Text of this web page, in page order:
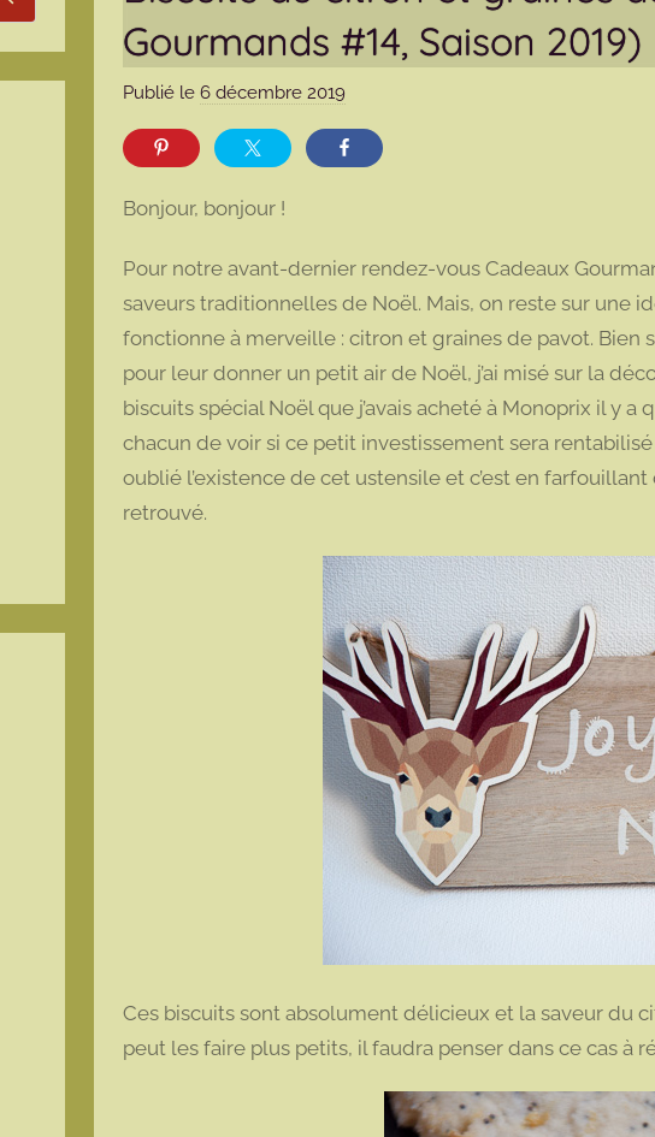
Gourmands #14, Saison 2019)
Publié le 6 décembre 2019p
r
m
o
t
t
e
Bonjour, bonjour !
Pour notre avant-dernier rendez-vous Cadeaux
saveurs traditionnelles de Noël. Mais, on reste sur une
fonctionne à merveille : citron et graines de pavot. Bien
pour leur donner un petit air de Noël, j’ai misé sur la
biscuits spécial Noël que j’avais acheté à Monoprix il y
chacun de voir si ce petit investissement sera
oublié l’existence de cet ustensile et c’est en
retrouvé.
Ces biscuits sont absolument délicieux et la saveur du
peut les faire plus petits, il faudra penser dans ce cas à
Rechercher